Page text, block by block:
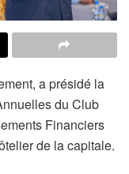
a présidé la
du Club
Financiers
de la capitale.